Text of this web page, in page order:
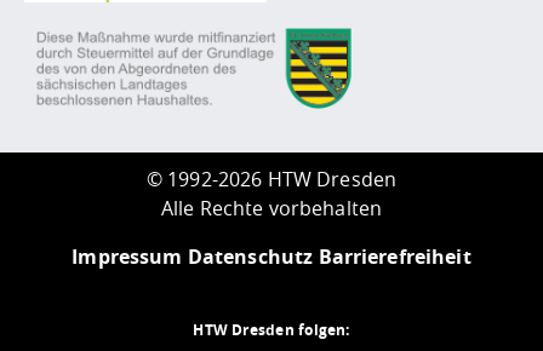
© 1992-2026 HTW Dresden
Alle Rechte vorbehalten
Impressum Datenschutz Barrierefreiheit
HTW Dresden folgen: